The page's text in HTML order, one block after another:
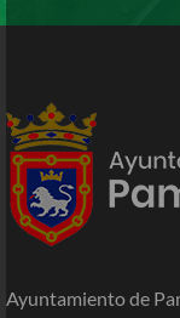
Ayuntamiento de